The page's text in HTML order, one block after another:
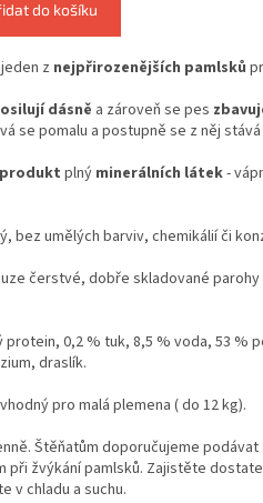
do košíku
z nejpřirozenějších pamlsků
dásně a zároveň se pes
se pomalu a postupně se z něj
plný minerálních látek-
bez umělých barviv, chemikálií či
čerstvé, dobře skladované
protein, 0,2 % tuk, 8,5 % voda, 53 %
draslík.
pro malá plemena ( do 12 kg).
Štěňatům doporučujeme
při žvýkání pamlsků. Zajistěte
v chladu a suchu.